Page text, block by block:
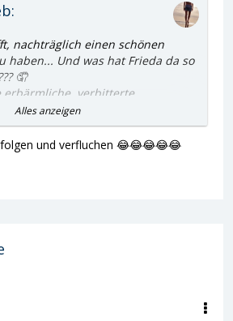
nachträglich einen schönen
haben... Und was hat Frieda da so
🤦
erbärmliche, verbitterte
mehr davon, was das größte
ist... das irgendwelche
Tag im Jahr ein Bier trinken dürfen,
sagen kann, ohne dabei
der Selbstgerechtigkeit
das jemand seinem Papa
Alles anzeigen
und verfluchen 😂😂😂😂😂